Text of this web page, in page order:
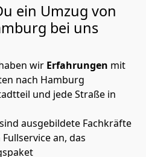
ein Umzug von
bei uns
wir Erfahrungen mit
nach Hamburg
und jede Straße in
ausgebildete Fachkräfte
an, das